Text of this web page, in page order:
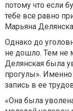
потому что если
тебе все равно
Марьяна
Однако до
не дошло. Тем не
Делянская была
прогулы».
запись в ее
«Она была